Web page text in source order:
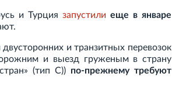
и Турция запустили еще в январе
и транзитных перевозок
и выезд груженым в страну
(тип C)) по-прежнему требуют